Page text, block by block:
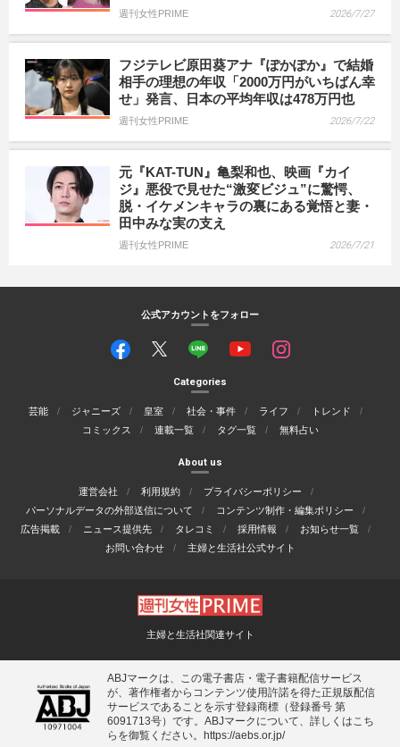
週刊女性PRIME 2026/7/27
フジテレビ原田葵アナ『ぽかぽか』で結婚
相手の理想の年収「2000万円がいちばん幸
せ」発言、日本の平均年収は478万円也
週刊女性PRIME 2026/7/22
元『KAT-TUN』亀梨和也、映画『カイ
ジ』悪役で見せた“激変ビジュ”に驚愕、
脱・イケメンキャラの裏にある覚悟と妻・
田中みな実の支え
週刊女性PRIME 2026/7/21
公式アカウントをフォロー
Categories
芸能 ジャニーズ 皇室 社会・事件 ライフ
トレンド
コミックス
連載一覧 タグ一覧 無料占い
About us
運営会社 利用規約
プライバシーポリシー
パーソナルデータの外部送信について
コンテンツ制作・編集ポリシー
広告掲載
ニュース提供先 タレコミ 採用情報
お知らせ一覧
お問い合わせ
主婦と生活社公式サイト
主婦と生活社関連サイト
ABJマークは、この電子書店・電子書籍配信サービス
が、著作権者からコンテンツ使用許諾を得た正規版配信
サービスであることを示す登録商標（登録番号 第
6091713号）です。ABJマークについて、詳しくはこち
らを御覧ください。
https://aebs.or.jp/